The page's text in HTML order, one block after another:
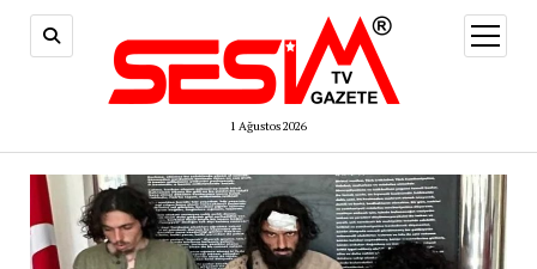
1 Ağustos 2026
aç